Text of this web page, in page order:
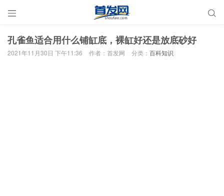
 
孔雀鱼适合用什么铺缸底，裸缸好还是放底砂好
2021年11月30日 下午11:36 作者：首发网 分类： 百科知识